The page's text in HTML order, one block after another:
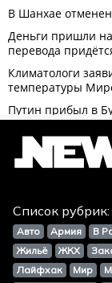
Список рубрик:
Авто Армия В
Жильё
ЖКХ
Лайфхак
Мир